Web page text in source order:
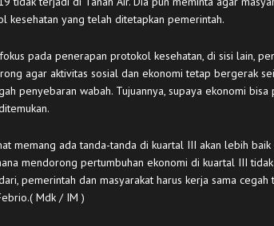
kesehatan yang telah ditetapkan pemerintah.
pada penerapan protokol kesehatan, di sisi lain,
agar aktivitas sosial dan ekonomi tetap bergerak
penyebaran wabah. Tujuannya, supaya ekonomi
memang ada tanda-tanda di kuartal III akan lebih
mendorong pertumbuhan ekonomi di kuartal III
pemerintah dan masyarakat harus kerja sama cegah
Mdk / IM )